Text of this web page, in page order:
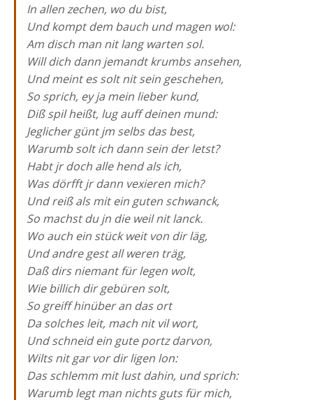
In allen zechen, wo du bist,
Und kompt dem bauch und magen wol:
Am disch man nit lang warten sol.
Will dich dann jemandt krumbs ansehen,
Und meint es solt nit sein geschehen,
So sprich, ey ja mein lieber kund,
Diß spil heißt, lug auff deinen mund:
Jeglicher günt jm selbs das best,
Warumb solt ich dann sein der letst?
Habt jr doch alle hend als ich,
Was dörfft jr dann vexieren mich?
Und reiß als mit ein guten schwanck,
So machst du jn die weil nit lanck.
Wo auch ein stück weit von dir läg,
Und andre gest all weren träg,
Daß dirs niemant für legen wolt,
Wie billich dir gebüren solt,
So greiff hinüber an das ort
Da solches leit, mach nit vil wort,
Und schneid ein gute portz darvon,
Wilts nit gar vor dir ligen lon:
Das schlemm mit lust dahin, und sprich:
Warumb legt man nichts guts für mich,